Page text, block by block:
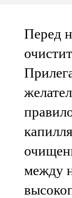
Перед
между